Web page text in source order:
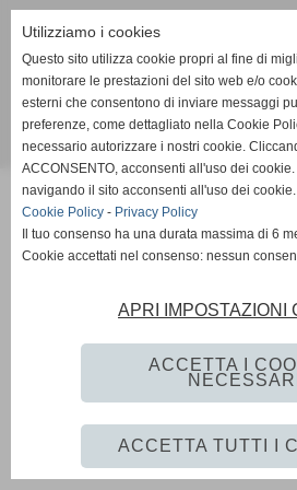
Realizzazione sito web
Utilizziamo i cookies
Questo sito utilizza cookie propri al fine di
monitorare le prestazioni del sito web e/o
esterni che consentono di inviare messaggi
preferenze, come dettagliato nella Cookie
necessario autorizzare i nostri cookie.
ACCONSENTO, acconsenti all'uso dei
navigando il sito acconsenti all'uso dei cookie.
Cookie Policy - Privacy Policy
Il tuo consenso ha una durata massima di 6
Cookie accettati nel consenso: nessun
APRI IMPOSTAZIONI
ACCETTA I
NECESSARI
ACCETTA TUTTI I